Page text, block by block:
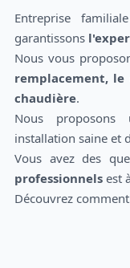
Entreprise
garantissons
Nous vous
remplacement,
chaudière.
Nous
installation saine et
Vous avez des
professionnelsest
Découvrez